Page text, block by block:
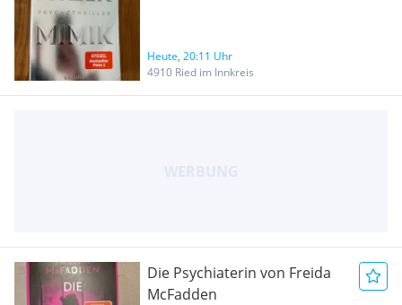
Heute, 20:11 Uhr
4910 Ried im Innkreis
Die Psychiaterin von Freida
McFadden